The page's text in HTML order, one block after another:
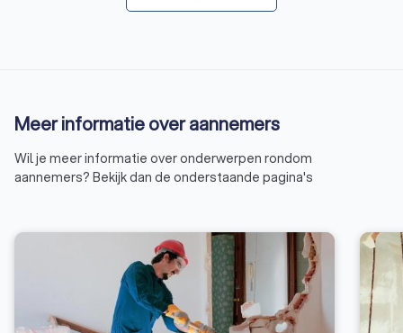
Meer informatie over aannemers
Wil je meer informatie over onderwerpen rondom
aannemers? Bekijk dan de onderstaande pagina's